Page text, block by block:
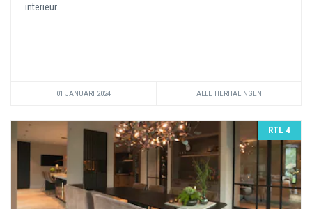
interieur.
01 JANUARI 2024 ALLE HERHALINGEN
RTL 4